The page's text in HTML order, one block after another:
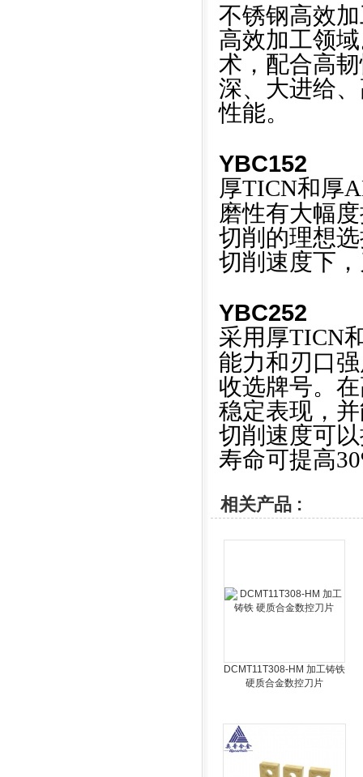
不锈钢高效
高效加工领
术，配合高
深、大进给
性能。
YBC152
厚TICN和厚
磨性有大幅
切削的理想
切削速度下
YBC252
采用厚TICN
能力和刃口
收选牌号。
稳定表现，
切削速度可
寿命可提高
相关产品 :
DCMT11T308-HM 加工铸铁
硬质合金数控刀片